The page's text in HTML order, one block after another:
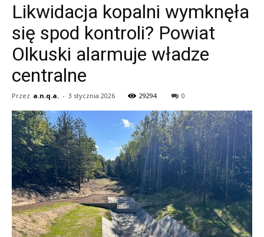
Likwidacja kopalni wymknęła
się spod kontroli? Powiat
Olkuski alarmuje władze
centralne
Przez a.n.q.a. - 3 stycznia 2026 29294 0